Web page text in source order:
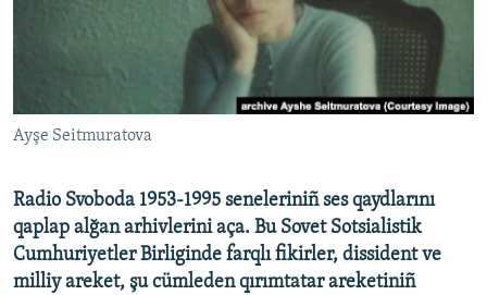
Українською
QOŞULIÑIZ!
RFE/RS bütün saytları
Ayşe Seitmuratova
Radio Svoboda 1953-1995 seneleriniñ ses qaydlarını
qaplap alğan arhivlerini aça. Bu Sovet Sotsialistik
Cumhuriyetler Birliginde farqlı fikirler, dissident ve
milliy areket, şu cümleden qırımtatar areketiniñ